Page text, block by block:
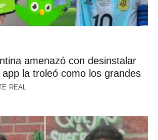
amenazó con desinstalar
app la troleó como los grandes
REAL